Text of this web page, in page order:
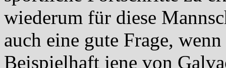
wiederum für diese
auch eine gute Frage,
Beispielhaft jene von